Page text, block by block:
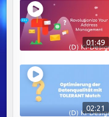
01:49
02:21